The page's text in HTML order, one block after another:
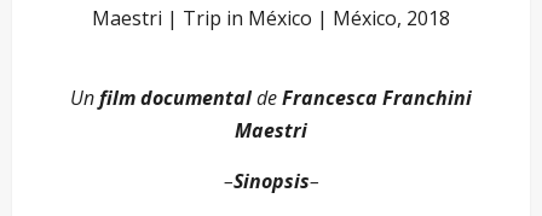
Maestri | Trip in México | México, 2018
Unfilm documentaldeFrancesca Franchini
Maestri
–Sinopsis–